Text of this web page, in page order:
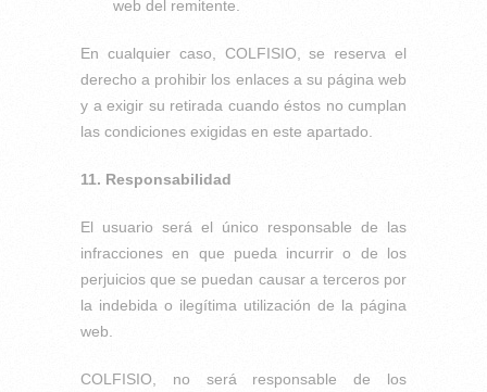
web del remitente.
En cualquier caso, COLFISIO, se reserva el
derecho a prohibir los enlaces a su página web
y a exigir su retirada cuando éstos no cumplan
las condiciones exigidas en este apartado.
11. Responsabilidad
El usuario será el único responsable de las
infracciones en que pueda incurrir o de los
perjuicios que se puedan causar a terceros por
la indebida o ilegítima utilización de la página
web.
COLFISIO, no será responsable de los